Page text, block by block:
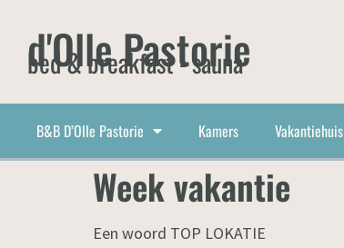
d'Olle Pastorie
bed & breakfast - sauna
B&B D’Olle Pastorie Kamers Vakantiehuis
Week vakantie
Een woord TOP LOKATIE